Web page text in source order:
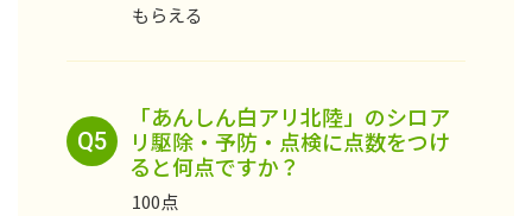
もらえる
Q5
「あんしん白アリ北陸」のシロア
リ駆除・予防・点検に点数をつけ
ると何点ですか？
100点